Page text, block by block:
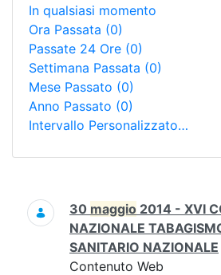
In qualsiasi momento
Ora Passata (0)
Passate 24 Ore (0)
Settimana Passata (0)
Mese Passato (0)
Anno Passato (0)
Intervallo Personalizzato…
Ricerca
30 maggio 2014 - XVI
NAZIONALE
SANITARIO NAZIONALE
Contenuto Web